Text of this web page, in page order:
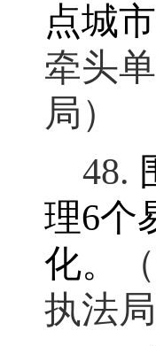
点城
牵头
局）
48.
理6个
化。
执法